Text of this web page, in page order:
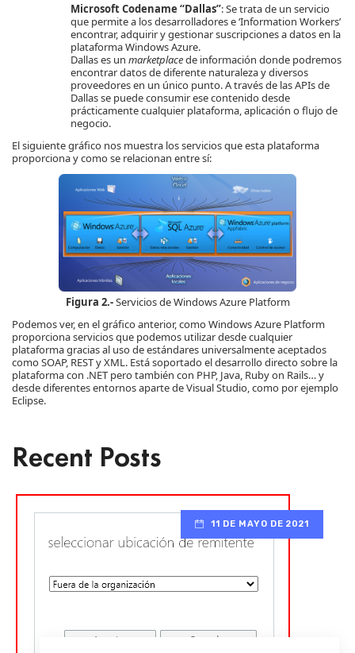
Microsoft Codename “Dallas”: Se trata de un servicio
que permite a los desarrolladores e ‘Information Workers’
encontrar, adquirir y gestionar suscripciones a datos en la
plataforma Windows Azure.
Dallas es un marketplacede información donde podremos
encontrar datos de diferente naturaleza y diversos
proveedores en un único punto. A través de las APIs de
Dallas se puede consumir ese contenido desde
prácticamente cualquier plataforma, aplicación o flujo de
negocio.
El siguiente gráfico nos muestra los servicios que esta plataforma
proporciona y como se relacionan entre sí:
Figura 2.-Servicios de Windows Azure Platform
Podemos ver, en el gráfico anterior, como Windows Azure Platform
proporciona servicios que podemos utilizar desde cualquier
plataforma gracias al uso de estándares universalmente aceptados
como SOAP, REST y XML. Está soportado el desarrollo directo sobre la
plataforma con .NET pero también con PHP, Java, Ruby on Rails… y
desde diferentes entornos aparte de Visual Studio, como por ejemplo
Eclipse.
Recent Posts
11 DE MAYO DE 2021